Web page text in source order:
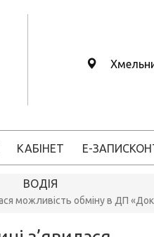
КАБІНЕТ
ВОДІЯ
Е-ЗАПИС
можливість обміну в ДП